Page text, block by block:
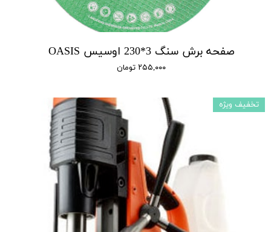
صفحه برش سنگ 3*230 اوسیس OASIS
۲۵۵,۰۰۰ تومان
تخفیف ویژه